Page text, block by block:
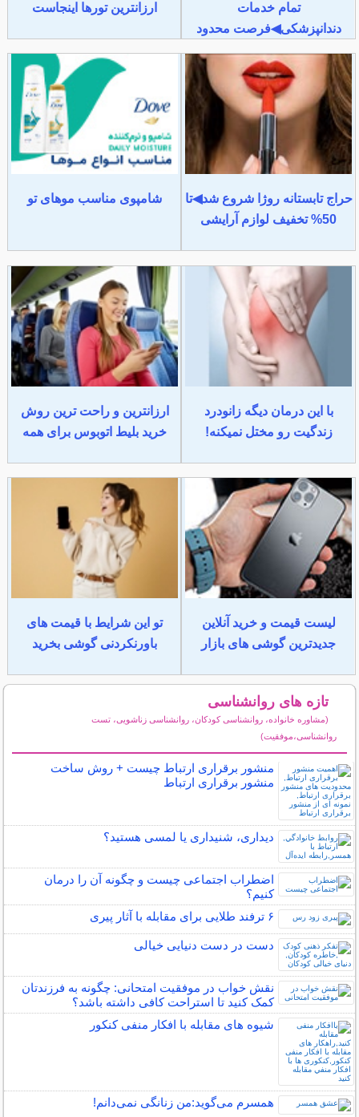
تمام خدمات
دندانپزشکی◀فرصت محدود
ارزانترین تورها اینجاست
حراج تابستانه روژا شروع شد◀تا
50% تخفیف لوازم آرایشی
شامپوی مناسب موهای تو
با این درمان دیگه زانودرد
زندگیت رو مختل نمیکنه!
ارزانترین و راحت ترین روش
خرید بلیط اتوبوس برای همه
لیست قیمت و خرید آنلاین
جدیدترین گوشی های بازار
تو این شرایط با قیمت های
باورنکردنی گوشی بخرید
تازه های روانشناسی
(مشاوره خانواده، روانشناسی کودکان، روانشناسی زناشویی، تست
روانشناسی،موفقیت)
منشور برقراری ارتباط چیست + روش ساخت
منشور برقراری ارتباط
دیداری، شنیداری یا لمسی هستید؟
اضطراب اجتماعی چیست و چگونه آن را درمان
کنیم؟
۶ ترفند طلایی برای مقابله با آثار پیری
دست در دست دنیایی خیالی
نقش خواب در موفقیت امتحانی: چگونه به فرزندتان
کمک کنید تا استراحت کافی داشته باشد؟
شیوه های مقابله با افکار منفی کنکور
همسرم می‌گوید:من زنانگی نمی‌دانم!